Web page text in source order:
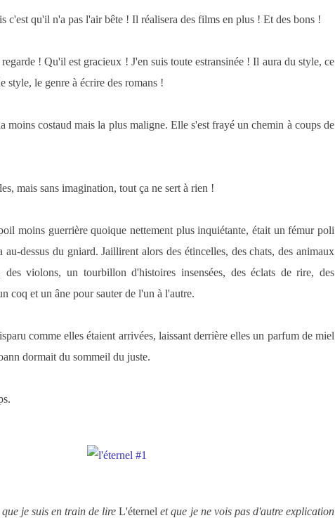
c'est qu'il n'a pas l'air bête ! Il réalisera des films en plus ! Et des bons !
! Qu'il est gracieux ! J'en suis toute estransinée ! Il aura du style, ce
style, le genre à écrire des romans !
moins costaud mais la plus maligne. Elle s'est frayé un chemin à coups de
mais sans imagination, tout ça ne sert à rien !
moins guerrière quoique nettement plus inquiétante, était un fémur poli
dessus du gniard. Jaillirent alors des étincelles, des chats, des animaux
des violons, un tourbillon d'histoires insensées, des éclats de rire, des
coq et un âne pour sauter de l'un à l'autre.
comme elles étaient arrivées, laissant derrière elles un parfum de miel
dormait du sommeil du juste.
je suis en train de lireL'éternel et que je ne vois pas d'autre explication